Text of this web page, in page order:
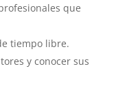
que
tiempo libre.
y conocer sus